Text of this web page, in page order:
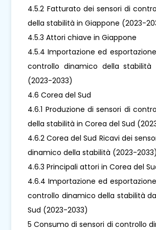
4.5.2 Fatturato dei sensori di
della stabilità in Giappone (2023-
4.5.3 Attori chiave in Giappone
4.5.4 Importazione ed
controllo dinamico della stabilità
(2023-2033)
4.6 Corea del Sud
4.6.1 Produzione di sensori di
della stabilità in Corea del Sud
4.6.2 Corea del Sud Ricavi dei
dinamico della stabilità (2023-2033)
4.6.3 Principali attori in Corea del
4.6.4 Importazione ed
controllo dinamico della stabilità
Sud (2023-2033)
5 Consumo di sensori di controllo